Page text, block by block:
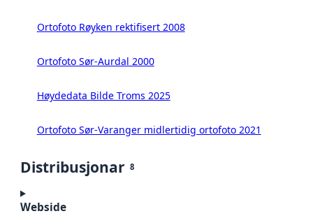
Ortofoto Røyken rektifisert 2008
Ortofoto Sør-Aurdal 2000
Høydedata Bilde Troms 2025
Ortofoto Sør-Varanger midlertidig ortofoto 2021
Distribusjonar 8
Webside